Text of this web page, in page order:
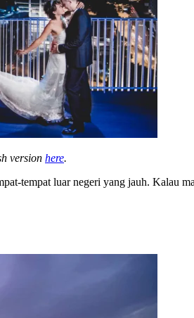
version here.
tempat luar negeri yang jauh. Kalau